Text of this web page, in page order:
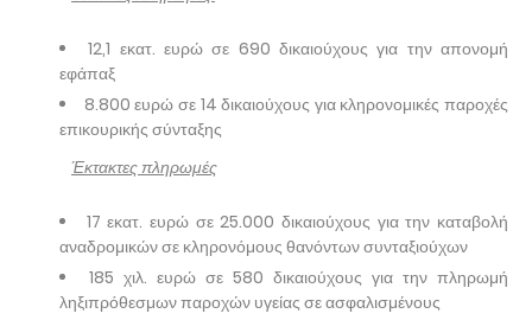
12,1 εκατ. ευρώ σε 690 δικαιούχους για την απονομή
εφάπαξ
8.800 ευρώ σε 14 δικαιούχους για κληρονομικές παροχές
επικουρικής σύνταξης
Έκτακτες πληρωμές
17 εκατ. ευρώ σε 25.000 δικαιούχους για την καταβολή
αναδρομικών σε κληρονόμους θανόντων συνταξιούχων
185 χιλ. ευρώ σε 580 δικαιούχους για την πληρωμή
ληξιπρόθεσμων παροχών υγείας σε ασφαλισμένους